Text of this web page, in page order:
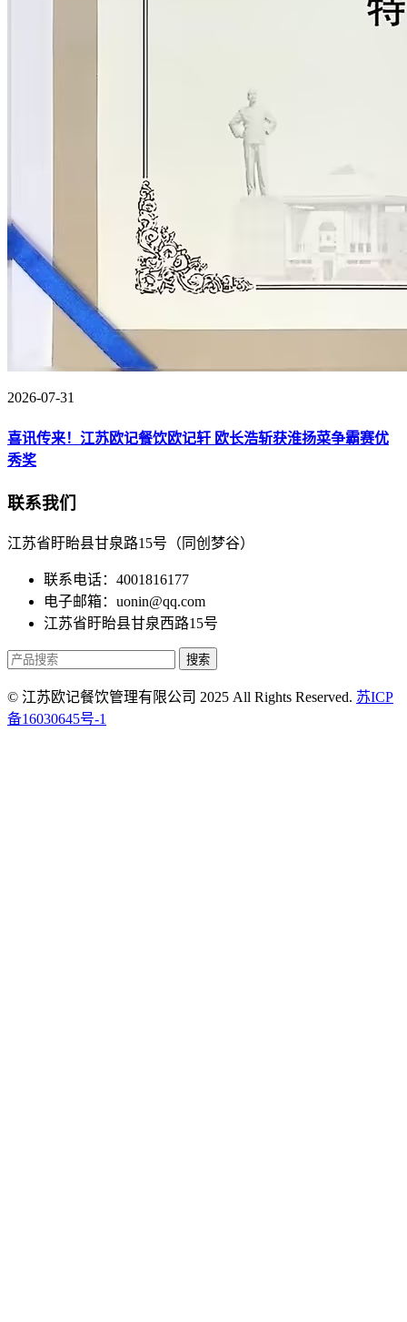
2026-07-31
喜讯传来！江苏欧记餐饮欧记轩 欧长浩斩获淮扬菜争霸赛优
秀奖
联系我们
江苏省盱眙县甘泉路15号（同创梦谷）
联系电话：4001816177
电子邮箱：uonin@qq.com
江苏省盱眙县甘泉西路15号
搜索
© 江苏欧记餐饮管理有限公司 2025 All Rights Reserved. 苏ICP
备16030645号-1